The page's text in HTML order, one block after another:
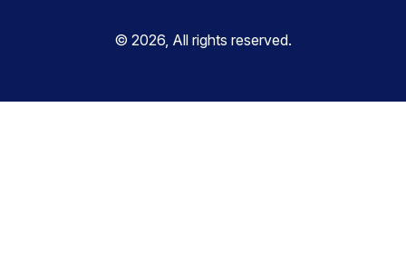
© 2026, All rights reserved.